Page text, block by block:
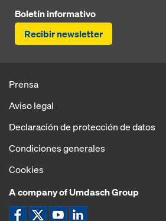
Boletín informativo
Recibir newsletter
Prensa
Aviso legal
Declaración de protección de datos
Condiciones generales
Cookies
A company of Umdasch Group